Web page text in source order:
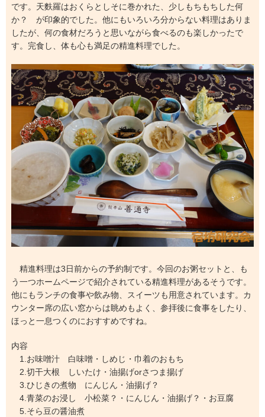
です。天麩羅はおくらとしそに巻かれた、少しもちもちした何
か？ が印象的でした。他にもいろいろ分からない料理はありま
したが、何の食材だろうと思いながら食べるのも楽しかったで
す。完食し、体も心も満足の精進料理でした。
精進料理は3日前からの予約制です。今回のお粥セットと、も
う一つホームページで紹介されている精進料理があるそうです。
他にもランチの食事や飲み物、スイーツも用意されています。カ
ウンター席の広い窓からは眺めもよく、参拝後に食事をしたり、
ほっと一息つくのにおすすめですね。
内容
1.お味噌汁 白味噌・しめじ・巾着のおもち
2.切干大根 しいたけ・油揚げorさつま揚げ
3.ひじきの煮物 にんじん・油揚げ？
4.青菜のお浸し 小松菜？・にんじん・油揚げ？・お豆腐
5.そら豆の醤油煮